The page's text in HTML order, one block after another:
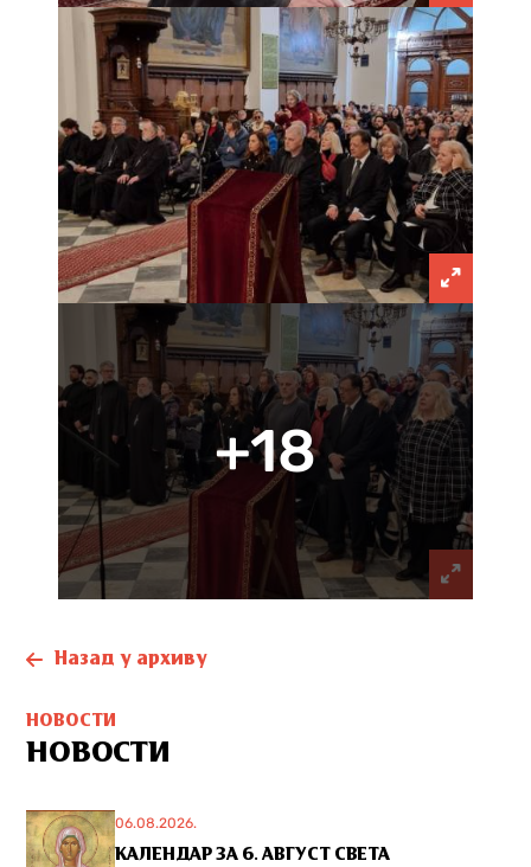
+18
Назад у архиву
НОВОСТИ
НОВОСТИ
06.08.2026.
КАЛЕНДАР ЗА 6. АВГУСТ СВЕТА